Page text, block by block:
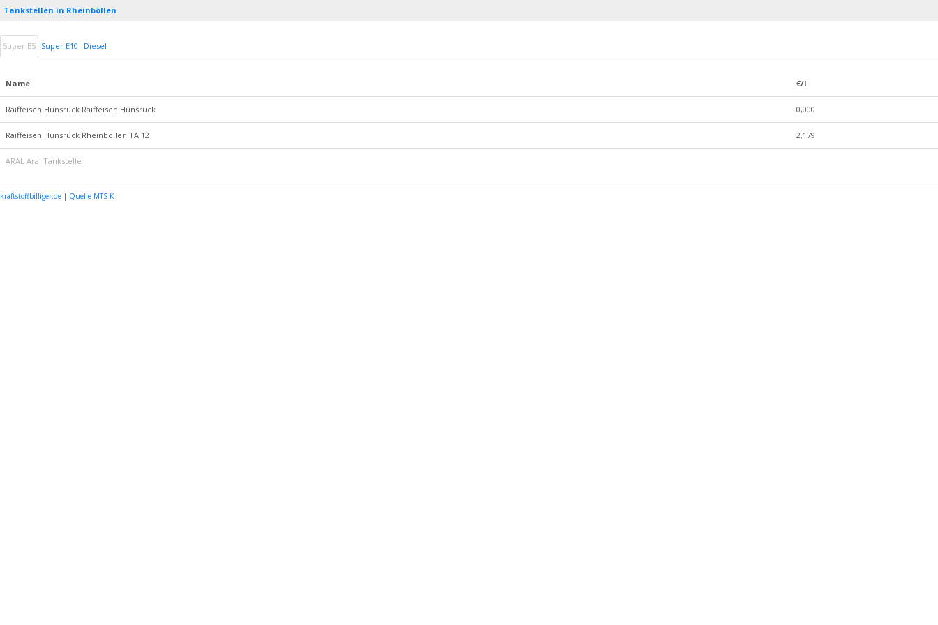
Tankstellen in Rheinböllen
Super E5 Super E10 Diesel
Name €/l
Raiffeisen Hunsrück Raiffeisen Hunsrück 0,000
Raiffeisen Hunsrück Rheinböllen TA 12 2,179
ARAL Aral Tankstelle
kraftstoffbilliger.de | Quelle MTS-K